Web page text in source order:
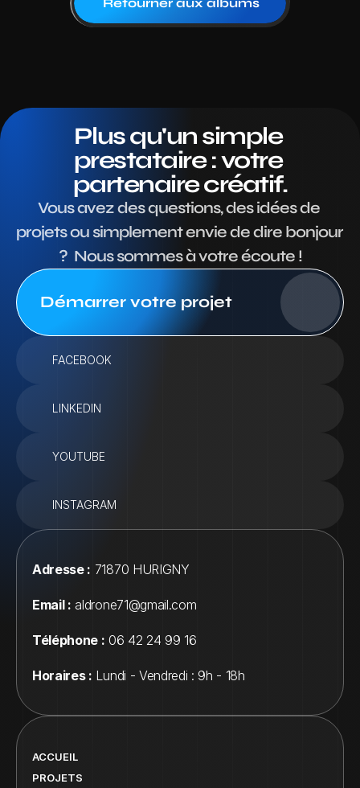
Plus qu'un simple
prestataire : votre
partenaire créatif.
Vous avez des questions, des idées de
projets ou simplement envie de dire bonjour
?  Nous sommes à votre écoute !
Démarrer votre projet
Adresse : 71870 HURIGNY
Email : aldrone71@gmail.com
Téléphone : 06 42 24 99 16
Horaires : Lundi - Vendredi : 9h - 18h
ACCUEIL
PROJETS
FACEBOOK
LINKEDIN
YOUTUBE
INSTAGRAM